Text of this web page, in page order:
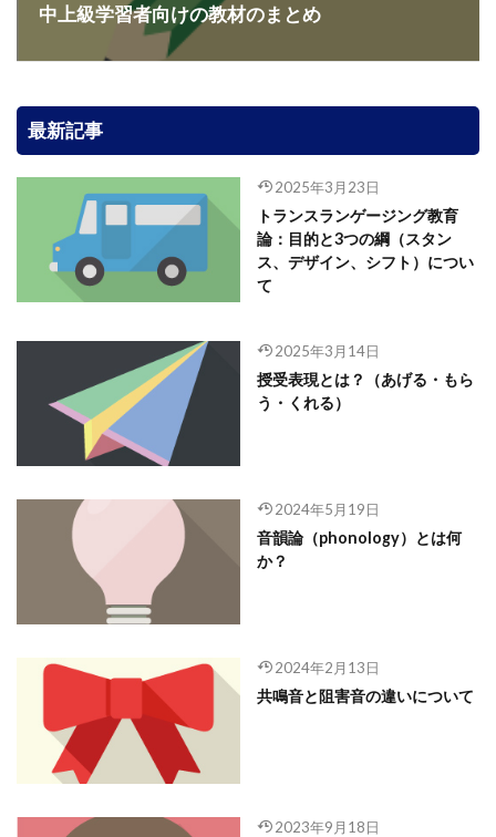
中上級学習者向けの教材のまとめ
最新記事
2025年3月23日
トランスランゲージング教育
論：目的と3つの綱（スタン
ス、デザイン、シフト）につい
て
2025年3月14日
授受表現とは？（あげる・もら
う・くれる）
2024年5月19日
音韻論（phonology）とは何
か？
2024年2月13日
共鳴音と阻害音の違いについて
2023年9月18日